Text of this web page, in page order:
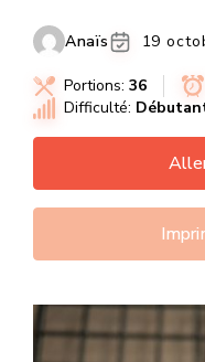
Anaïs 19
Portions: 36
Difficulté: